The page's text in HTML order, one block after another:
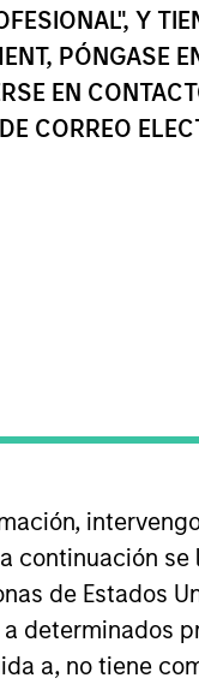
Y
PÓNGASE
EN
CORREO
continuación
de Estados
determinados
a, no tiene
to joining the
cum laude, in
Proxy